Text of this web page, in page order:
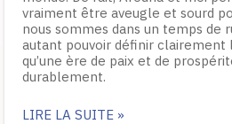
vraiment être aveugle et sourd
nous sommes dans un temps de
autant pouvoir définir clairement
qu’une ère de paix et de
durablement.
LIRE LA SUITE »